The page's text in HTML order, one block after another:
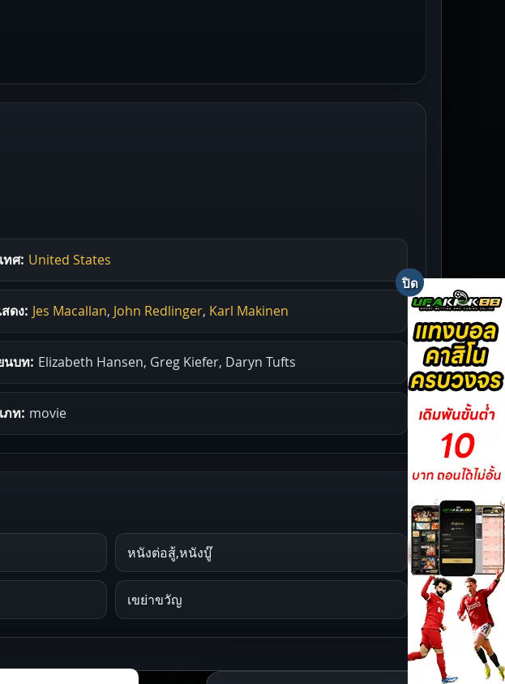
ทศ: United States
ดง: Jes Macallan, John Redlinger, Karl Makinen
นบท: Elizabeth Hansen, Greg Kiefer, Daryn Tufts
ภท: movie
หนังต่อสู้,หนังบู๊
เขย่าขวัญ